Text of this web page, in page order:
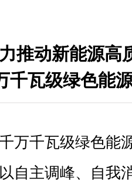
推动新能源高
千瓦级绿色能
万千瓦级绿色能
自主调峰、自我